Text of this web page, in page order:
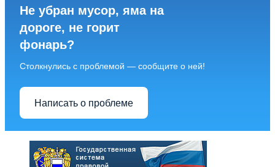
Не убран мусор, яма на
дороге, не горит
фонарь?
Столкнулись с проблемой — сообщите о ней!
Написать о проблеме